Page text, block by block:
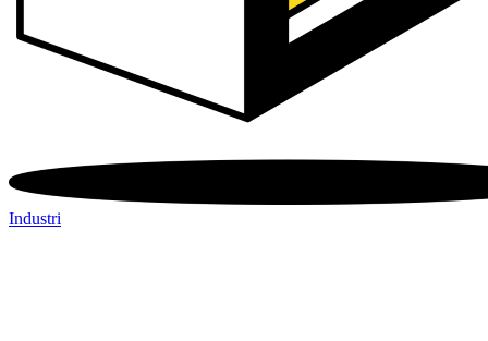
Industri